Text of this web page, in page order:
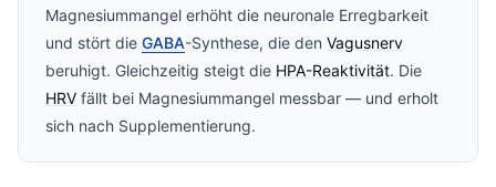
Magnesiummangel erhöht die neuronale Erregbarkeit
und stört die GABA-Synthese, die den Vagusnerv
beruhigt. Gleichzeitig steigt die HPA-Reaktivität. Die
HRV fällt bei Magnesiummangel messbar — und erholt
sich nach Supplementierung.